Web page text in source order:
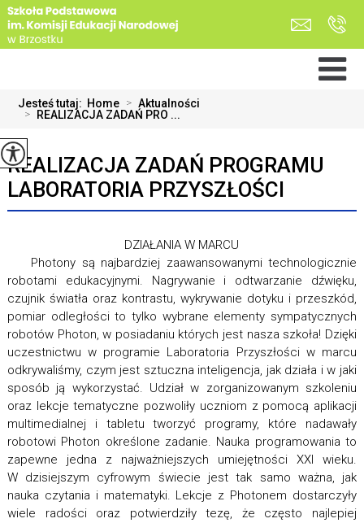
Jesteś tutaj: Home > Aktualności
> REALIZACJA ZADAŃ PRO ...
REALIZACJA ZADAŃ PROGRAMU
LABORATORIA PRZYSZŁOŚCI
DZIAŁANIA W MARCU
Photony są najbardziej zaawansowanymi technologicznie
robotami edukacyjnymi. Nagrywanie i odtwarzanie dźwięku,
czujnik światła oraz kontrastu, wykrywanie dotyku i przeszkód,
pomiar odległości to tylko wybrane elementy sympatycznych
robotów Photon, w posiadaniu których jest nasza szkoła! Dzięki
uczestnictwu w programie Laboratoria Przyszłości w marcu
odkrywaliśmy, czym jest sztuczna inteligencja, jak działa i w jaki
sposób ją wykorzystać. Udział w zorganizowanym szkoleniu
oraz lekcje tematyczne pozwoliły uczniom z pomocą aplikacji
multimedialnej i tabletu tworzyć programy, które nadawały
robotowi Photon określone zadanie. Nauka programowania to
zapewne jedna z najważniejszych umiejętności XXI wieku.
W dzisiejszym cyfrowym świecie jest tak samo ważna, jak
nauka czytania i matematyki. Lekcje z Photonem dostarczyły
wiele radości oraz potwierdziły tezę, że często najlepiej